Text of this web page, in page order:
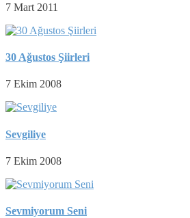
7 Mart 2011
30 Ağustos Şiirleri
7 Ekim 2008
Sevgiliye
7 Ekim 2008
Sevmiyorum Seni